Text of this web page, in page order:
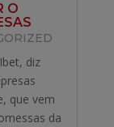
O
diz
que vem
da